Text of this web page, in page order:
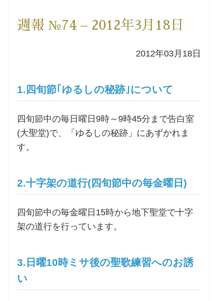
洗礼を希望される方
小池神父の講座
森田神父の講座
シスター中島の講座
オルガンメディテーション
交通・アクセス
週報 №74 – 2012年3月18日
2012年03月18日
1.四旬節｢ゆるしの秘跡｣について
四旬節中の毎日曜日9時～9時45分まで告白室
(大聖堂)で、「ゆるしの秘跡」にあずかれま
す。
2.十字架の道行(四旬節中の毎金曜日)
四旬節中の毎金曜日15時から地下聖堂で十字
架の道行を行っています。
3.日曜10時ミサ後の聖歌練習へのお誘
い